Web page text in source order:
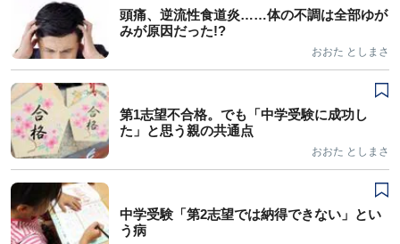
頭痛、逆流性食道炎……体の不調は全部ゆが
みが原因だった!?
おおた としまさ
第1志望不合格。でも「中学受験に成功し
た」と思う親の共通点
おおた としまさ
中学受験「第2志望では納得できない」とい
う病